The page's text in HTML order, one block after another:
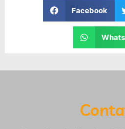
Facebook